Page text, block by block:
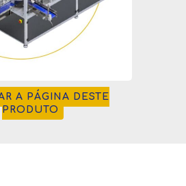
A PÁGINA DESTE
PRODUTO